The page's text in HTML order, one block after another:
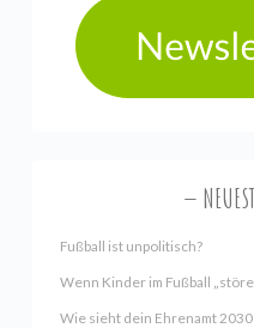
Fußball ist unpolitisch?
Wenn Kinder im Fußball
Wie sieht dein Ehrenamt 2030